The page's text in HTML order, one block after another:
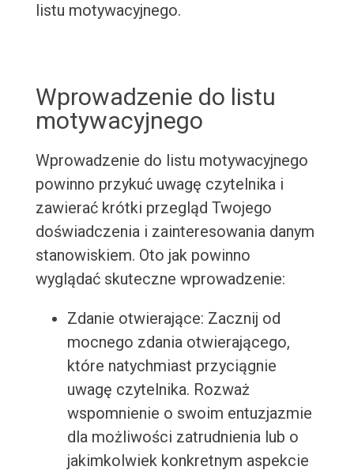
listu motywacyjnego.
Wprowadzenie do listu
motywacyjnego
Wprowadzenie do listu motywacyjnego
powinno przykuć uwagę czytelnika i
zawierać krótki przegląd Twojego
doświadczenia i zainteresowania danym
stanowiskiem. Oto jak powinno
wyglądać skuteczne wprowadzenie:
Zdanie otwierające: Zacznij od
mocnego zdania otwierającego,
które natychmiast przyciągnie
uwagę czytelnika. Rozważ
wspomnienie o swoim entuzjazmie
dla możliwości zatrudnienia lub o
jakimkolwiek konkretnym aspekcie